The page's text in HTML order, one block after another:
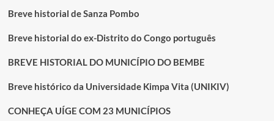
UÍGE
Breve historial de Sanza Pombo
Breve historial do ex-Distrito do Congo português
BREVE HISTORIAL DO MUNICÍPIO DO BEMBE
Breve histórico da Universidade Kimpa Vita (UNIKIV)
CONHEÇA UÍGE COM 23 MUNICÍPIOS